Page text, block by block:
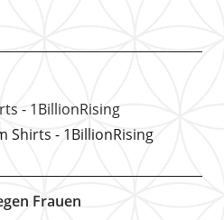
Shirts - 1BillionRising
Frauen